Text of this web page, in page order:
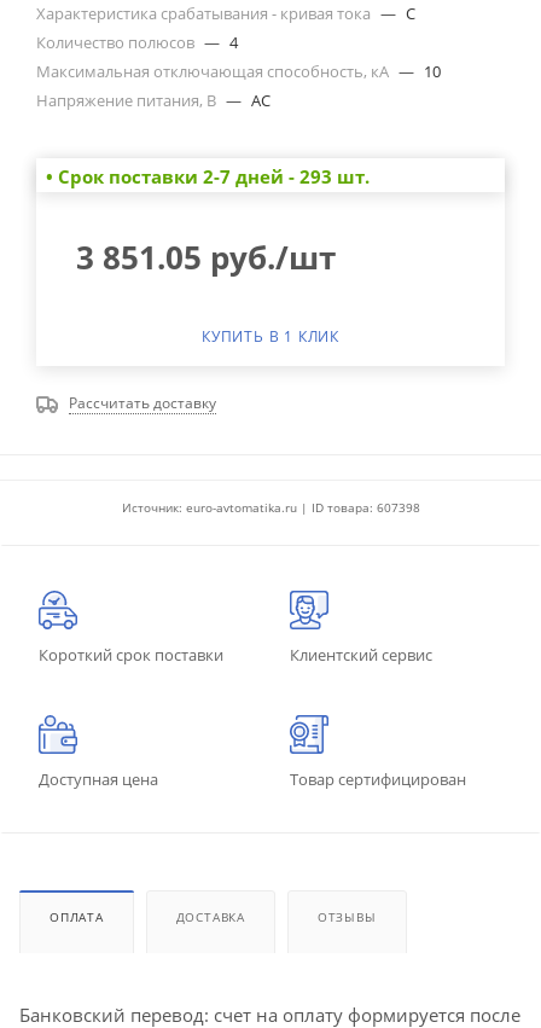
Характеристика срабатывания - кривая тока — C
Количество полюсов — 4
Максимальная отключающая способность, кА — 10
Напряжение питания, В — AC
• Cрок поставки 2-7 дней - 293 шт.
3 851.05 руб./шт
КУПИТЬ В 1 КЛИК
Рассчитать доставку
Источник: euro-avtomatika.ru | ID товара: 607398
Короткий срок поставки Клиентский сервис
Доступная цена Товар сертифицирован
ОПЛАТА ДОСТАВКА ОТЗЫВЫ
Банковский перевод: счет на оплату формируется после